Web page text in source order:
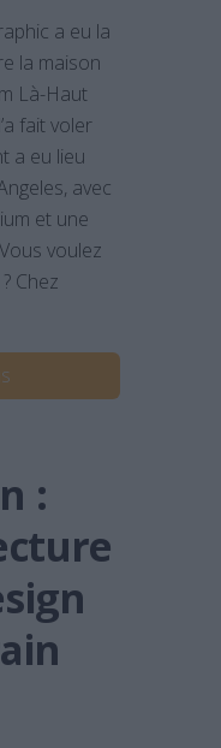
a eu la
la maison
Là-Haut
fait voler
a eu lieu
avec
et une
voulez
Chez
: